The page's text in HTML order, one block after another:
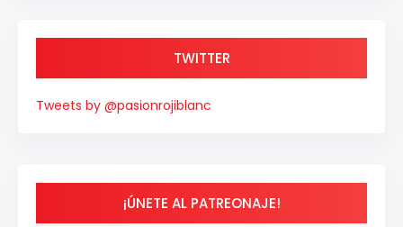
TWITTER
Tweets by @pasionrojiblanc
¡ÚNETE AL PATREONAJE!